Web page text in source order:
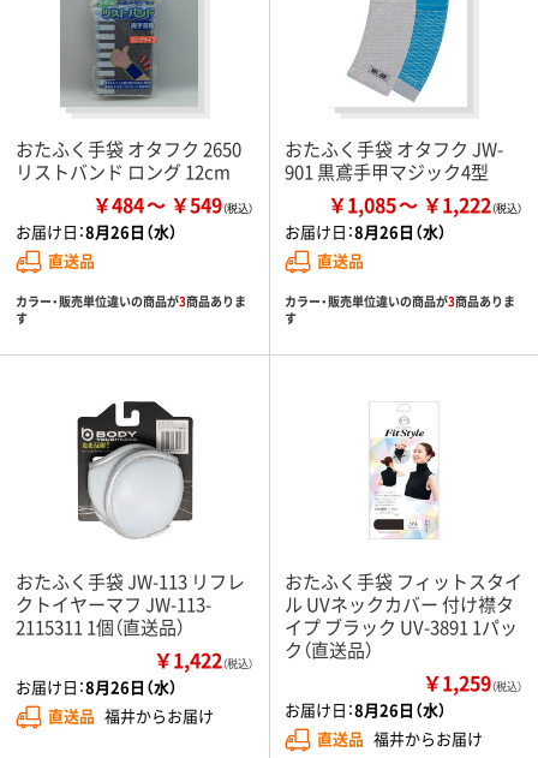
おたふく手袋 オタフク 2650
リストバンド ロング 12cm
￥484 ￥549
お届け日：8月26日（水）
直送品
カラー・販売単位違いの商品が3商品ありま
す
おたふく手袋 オタフク JW-
901 黒鳶手甲マジック4型
￥1,085 ￥1,222
お届け日：8月26日（水）
直送品
カラー・販売単位違いの商品が3商品ありま
す
おたふく手袋 JW-113 リフレ
クトイヤーマフ JW-113-
2115311 1個（直送品）
￥1,422（税込）
お届け日：8月26日（水）
直送品 福井からお届け
おたふく手袋 フィットスタイ
ル UVネックカバー 付け襟タ
イプ ブラック UV-3891 1パッ
ク（直送品）
￥1,259（税込）
お届け日：8月26日（水）
直送品 福井からお届け